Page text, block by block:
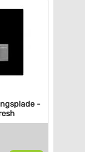
-